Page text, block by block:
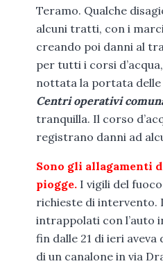
Teramo. Qualche
alcuni tratti, con i
creando poi danni al
per tutti i corsi
nottata la portata delle
Centri operativi
tranquilla. Il corso
registrano danni ad
Sono gli allagamenti
piogge. I vigili del
richieste di intervento.
intrappolati con l’auto
fin dalle 21 di ieri
di un canalone in via